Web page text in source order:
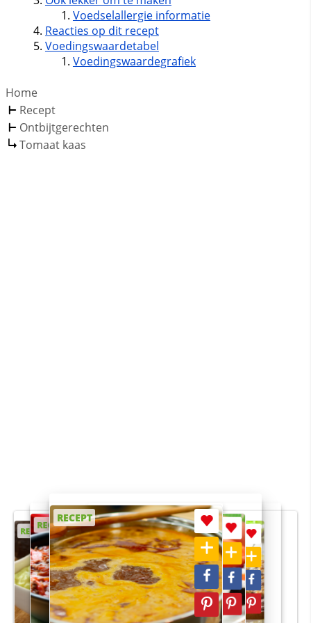
Voedselallergie informatie
Reacties op dit recept
Voedingswaardetabel
Voedingswaardegrafiek
Home
Recept
Ontbijtgerechten
Tomaat kaas
RECEPT
RECEPT
RECEPT
RECEPT
RECEPT